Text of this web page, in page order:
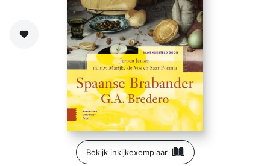
Zet op verlanglijst
Bekijk inkijkexemplaar